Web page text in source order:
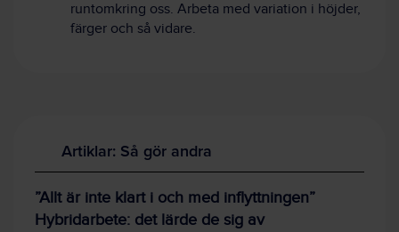
runtomkring oss. Arbeta med variation i höjder,
färger och så vidare.
Artiklar: Så gör andra
”Allt är inte klart i och med inflyttningen”
Hybridarbete: det lärde de sig av